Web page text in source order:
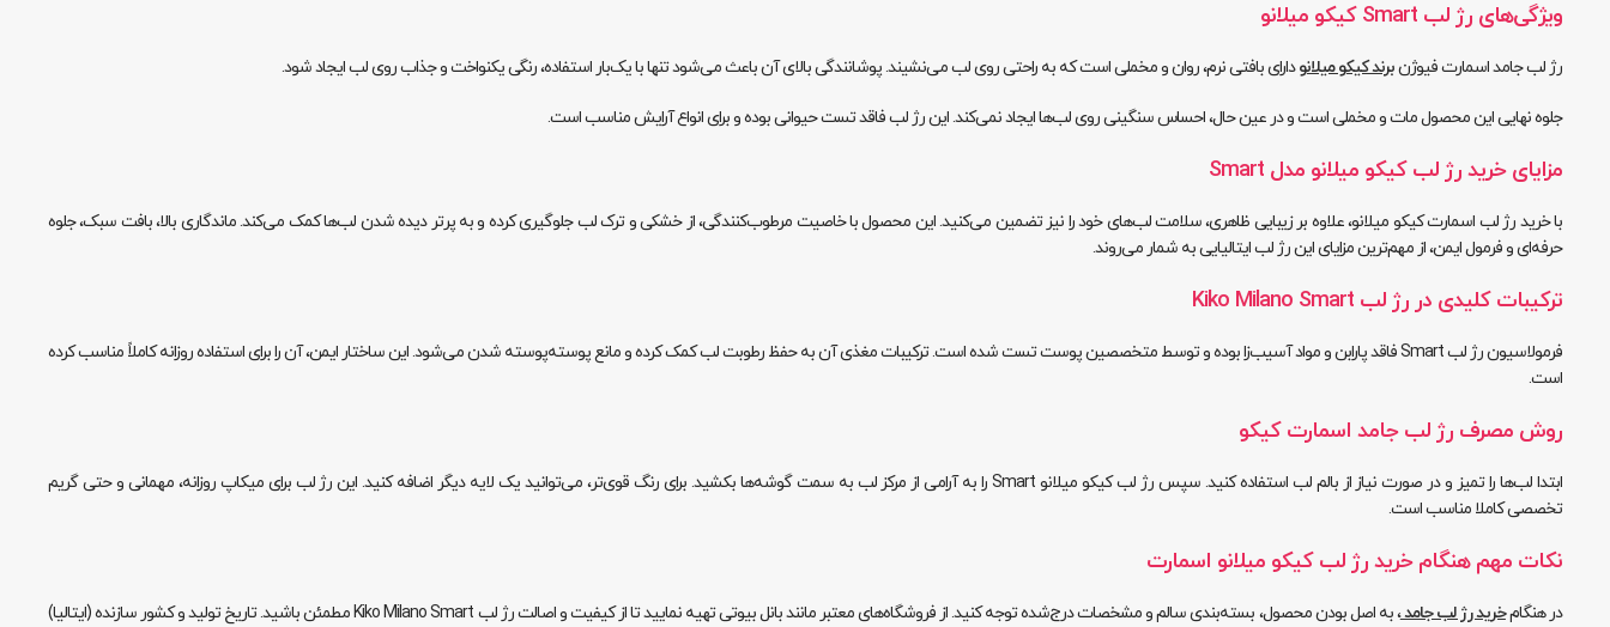
ویژگی‌های رژ لب Smart کیکو میلانو
رژ لب جامد اسمارت فیوژنبرند کیکو میلانودارای بافتی نرم، روان و مخملی است که به راحتی روی لب می‌نشیند. پوشانندگی بالای آن باعث می‌شود تنها با یک‌بار استفاده، رنگی یکنواخت و جذاب روی لب ایجاد شود.
جلوه نهایی این محصول مات و مخملی است و در عین حال، احساس سنگینی روی لب‌ها ایجاد نمی‌کند. این رژ لب فاقد تست حیوانی بوده و برای انواع آرایش مناسب است.
مزایای خرید رژ لب کیکو میلانو مدل Smart
با خرید رژ لب اسمارت کیکو میلانو، علاوه بر زیبایی ظاهری، سلامت لب‌های خود را نیز تضمین می‌کنید. این محصول با خاصیت مرطوب‌کنندگی، از خشکی و ترک لب جلوگیری کرده و به پرتر دیده شدن لب‌ها کمک می‌کند. ماندگاری بالا، بافت سبک، جلوه
حرفه‌ای و فرمول ایمن، از مهم‌ترین مزایای این رژ لب ایتالیایی به شمار می‌روند.
ترکیبات کلیدی در رژ لب Kiko Milano Smart
فرمولاسیون رژ لب Smart فاقد پارابن و مواد آسیب‌زا بوده و توسط متخصصین پوست تست شده است. ترکیبات مغذی آن به حفظ رطوبت لب کمک کرده و مانع پوسته‌پوسته شدن می‌شود. این ساختار ایمن، آن را برای استفاده روزانه کاملاً مناسب کرده
است.
روش مصرف رژ لب جامد اسمارت کیکو
ابتدا لب‌ها را تمیز و در صورت نیاز از بالم لب استفاده کنید. سپس رژ لب کیکو میلانو Smart را به آرامی از مرکز لب به سمت گوشه‌ها بکشید. برای رنگ قوی‌تر، می‌توانید یک لایه دیگر اضافه کنید. این رژ لب برای میکاپ روزانه، مهمانی و حتی گریم
تخصصی کاملا مناسب است.
نکات مهم هنگام خرید رژ لب کیکو میلانو اسمارت
در هنگامخرید رژ لب جامد
، به اصل بودن محصول، بسته‌بندی سالم و مشخصات درج‌شده توجه کنید. از فروشگاه‌های معتبر مانند بانل بیوتی تهیه نمایید تا از کیفیت و اصالت رژ لب Kiko Milano Smart مطمئن باشید. تاریخ تولید و کشور سازنده (ایتالیا)